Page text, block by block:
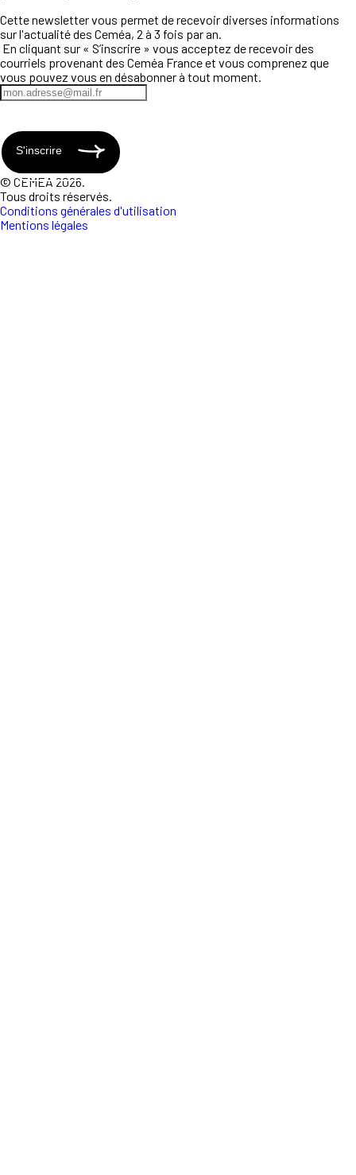
Cette newsletter vous permet de recevoir diverses informations
sur l'actualité des Ceméa, 2 à 3 fois par an.
En cliquant sur « S’inscrire » vous acceptez de recevoir des
courriels provenant des Ceméa France et vous comprenez que
vous pouvez vous en désabonner à tout moment.
S'inscrire
© CEMEA 2026.
Tous droits réservés.
Conditions générales d'utilisation
Mentions légales